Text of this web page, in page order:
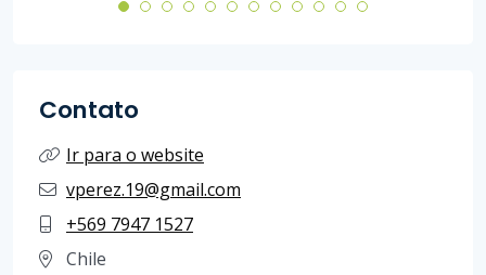
Contato
Ir para o website
vperez.19@gmail.com
+569 7947 1527
Chile